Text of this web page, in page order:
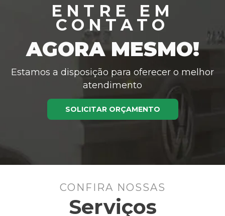
ENTRE EM
CONTATO
AGORA MESMO!
Estamos a disposição para oferecer o melhor
atendimento
SOLICITAR ORÇAMENTO
CONFIRA NOSSAS
Serviços